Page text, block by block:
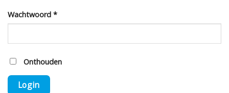
Wachtwoord *Vereist
Onthouden
Login